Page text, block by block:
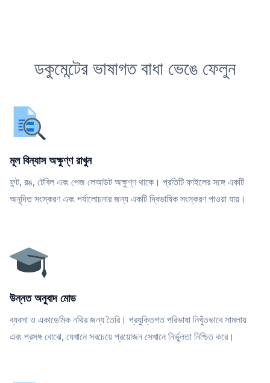
ডকুমেন্টের ভাষাগত বাধা ভেঙে ফেলুন
মূল বিন্যাস অক্ষুণ্ণ রাখুন
ফন্ট, রঙ, টেবিল এবং পেজ লেআউট অক্ষুণ্ণ থাকে। প্রতিটি ফাইলের সঙ্গে একটি
অনূদিত সংস্করণ এবং পর্যালোচনার জন্য একটি দ্বিভাষিক সংস্করণ পাওয়া যায়।
উন্নত অনুবাদ মোড
ব্যবসা ও একাডেমিক নথির জন্য তৈরি। প্রযুক্তিগত পরিভাষা নিখুঁতভাবে সামলায়
এবং প্রসঙ্গ বোঝে, যেখানে সবচেয়ে প্রয়োজন সেখানে নির্ভুলতা নিশ্চিত করে।